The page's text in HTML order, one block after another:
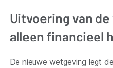
Uitvoering van
alleen financieel
De nieuwe wetgeving legt